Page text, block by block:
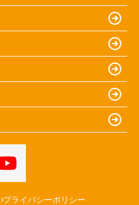
プライバシーポリシー